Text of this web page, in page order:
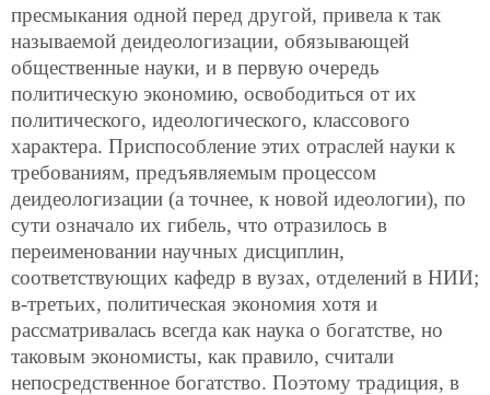
пресмыкания одной перед другой, привела к так
называемой деидеологизации, обязывающей
общественные науки, и в первую очередь
политическую экономию, освободиться от их
политического, идеологического, классового
характера. Приспособление этих отраслей науки к
требованиям, предъявляемым процессом
деидеологизации (а точнее, к новой идеологии), по
сути означало их гибель, что отразилось в
переименовании научных дисциплин,
соответствующих кафедр в вузах, отделений в НИИ;
в-третьих, политическая экономия хотя и
рассматривалась всегда как наука о богатстве, но
таковым экономисты, как правило, считали
непосредственное богатство. Поэтому традиция, в